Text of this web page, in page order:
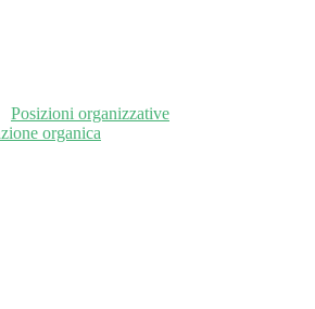
Posizioni organizzative
organica